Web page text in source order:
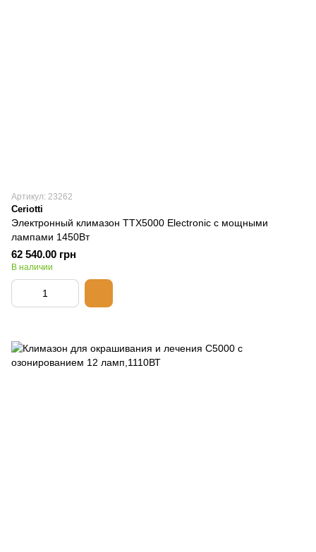
Артикул: 23262
Ceriotti
Электронный климазон TTX5000 Electronic с мощными
лампами 1450Вт
62 540.00 грн
В наличии